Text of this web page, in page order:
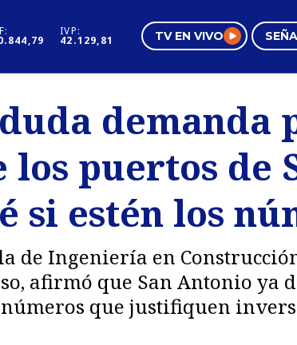
IVP:
42.129,81 TV EN VIVO
Negocios
Pura Mujer
demanda
puertos de
si estén los
de Ingeniería en
afirmó que San Antonio ya
que justifiquen